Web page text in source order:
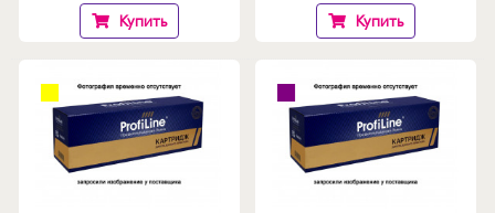
Купить Купить